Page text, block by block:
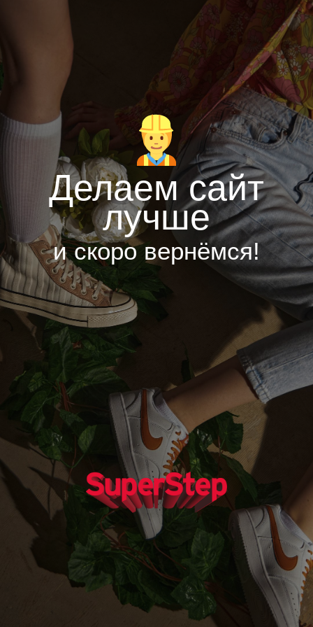
Делаем сайт
лучше
и скоро вернёмся!